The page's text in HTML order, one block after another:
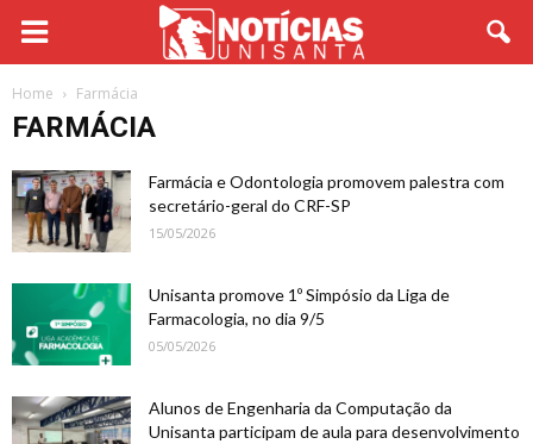
Home Farmácia
FARMÁCIA
Farmácia e Odontologia promovem palestra com
secretário-geral do CRF-SP
15/05/2026
Unisanta promove 1º Simpósio da Liga de
Farmacologia, no dia 9/5
05/05/2026
Alunos de Engenharia da Computação da
Unisanta participam de aula para desenvolvimento